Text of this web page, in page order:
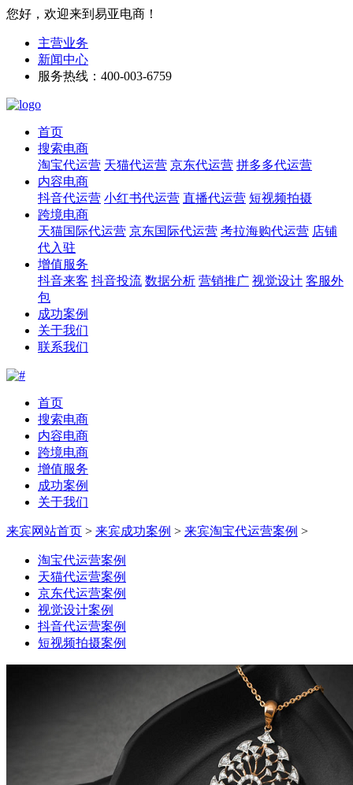
您好，欢迎来到易亚电商！
主营业务
新闻中心
服务热线：400-003-6759
首页
搜索电商
淘宝代运营 天猫代运营 京东代运营 拼多多代运营
内容电商
抖音代运营 小红书代运营 直播代运营 短视频拍摄
跨境电商
天猫国际代运营 京东国际代运营 考拉海购代运营 店铺
代入驻
增值服务
抖音来客 抖音投流 数据分析 营销推广 视觉设计 客服外
包
成功案例
关于我们
联系我们
首页
搜索电商
内容电商
跨境电商
增值服务
成功案例
关于我们
来宾网站首页 > 来宾成功案例 > 来宾淘宝代运营案例 >
淘宝代运营案例
天猫代运营案例
京东代运营案例
视觉设计案例
抖音代运营案例
短视频拍摄案例